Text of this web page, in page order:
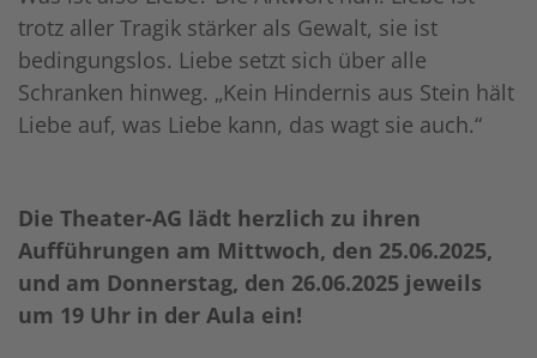
trotz aller Tragik stärker als Gewalt, sie ist
bedingungslos. Liebe setzt sich über alle
Schranken hinweg. „Kein Hindernis aus Stein hält
Liebe auf, was Liebe kann, das wagt sie auch.“
Die Theater-AG lädt herzlich zu ihren
Aufführungen am Mittwoch, den 25.06.2025,
und am Donnerstag, den 26.06.2025 jeweils
um 19 Uhr in der Aula ein!